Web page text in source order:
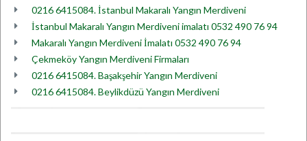
0216 6415084. İstanbul Makaralı Yangın Merdiveni
İstanbul Makaralı Yangın Merdiveni imalatı 0532 490 76 94
Makaralı Yangın Merdiveni İmalatı 0532 490 76 94
Çekmeköy Yangın Merdiveni Firmaları
0216 6415084. Başakşehir Yangın Merdiveni
0216 6415084. Beylikdüzü Yangın Merdiveni